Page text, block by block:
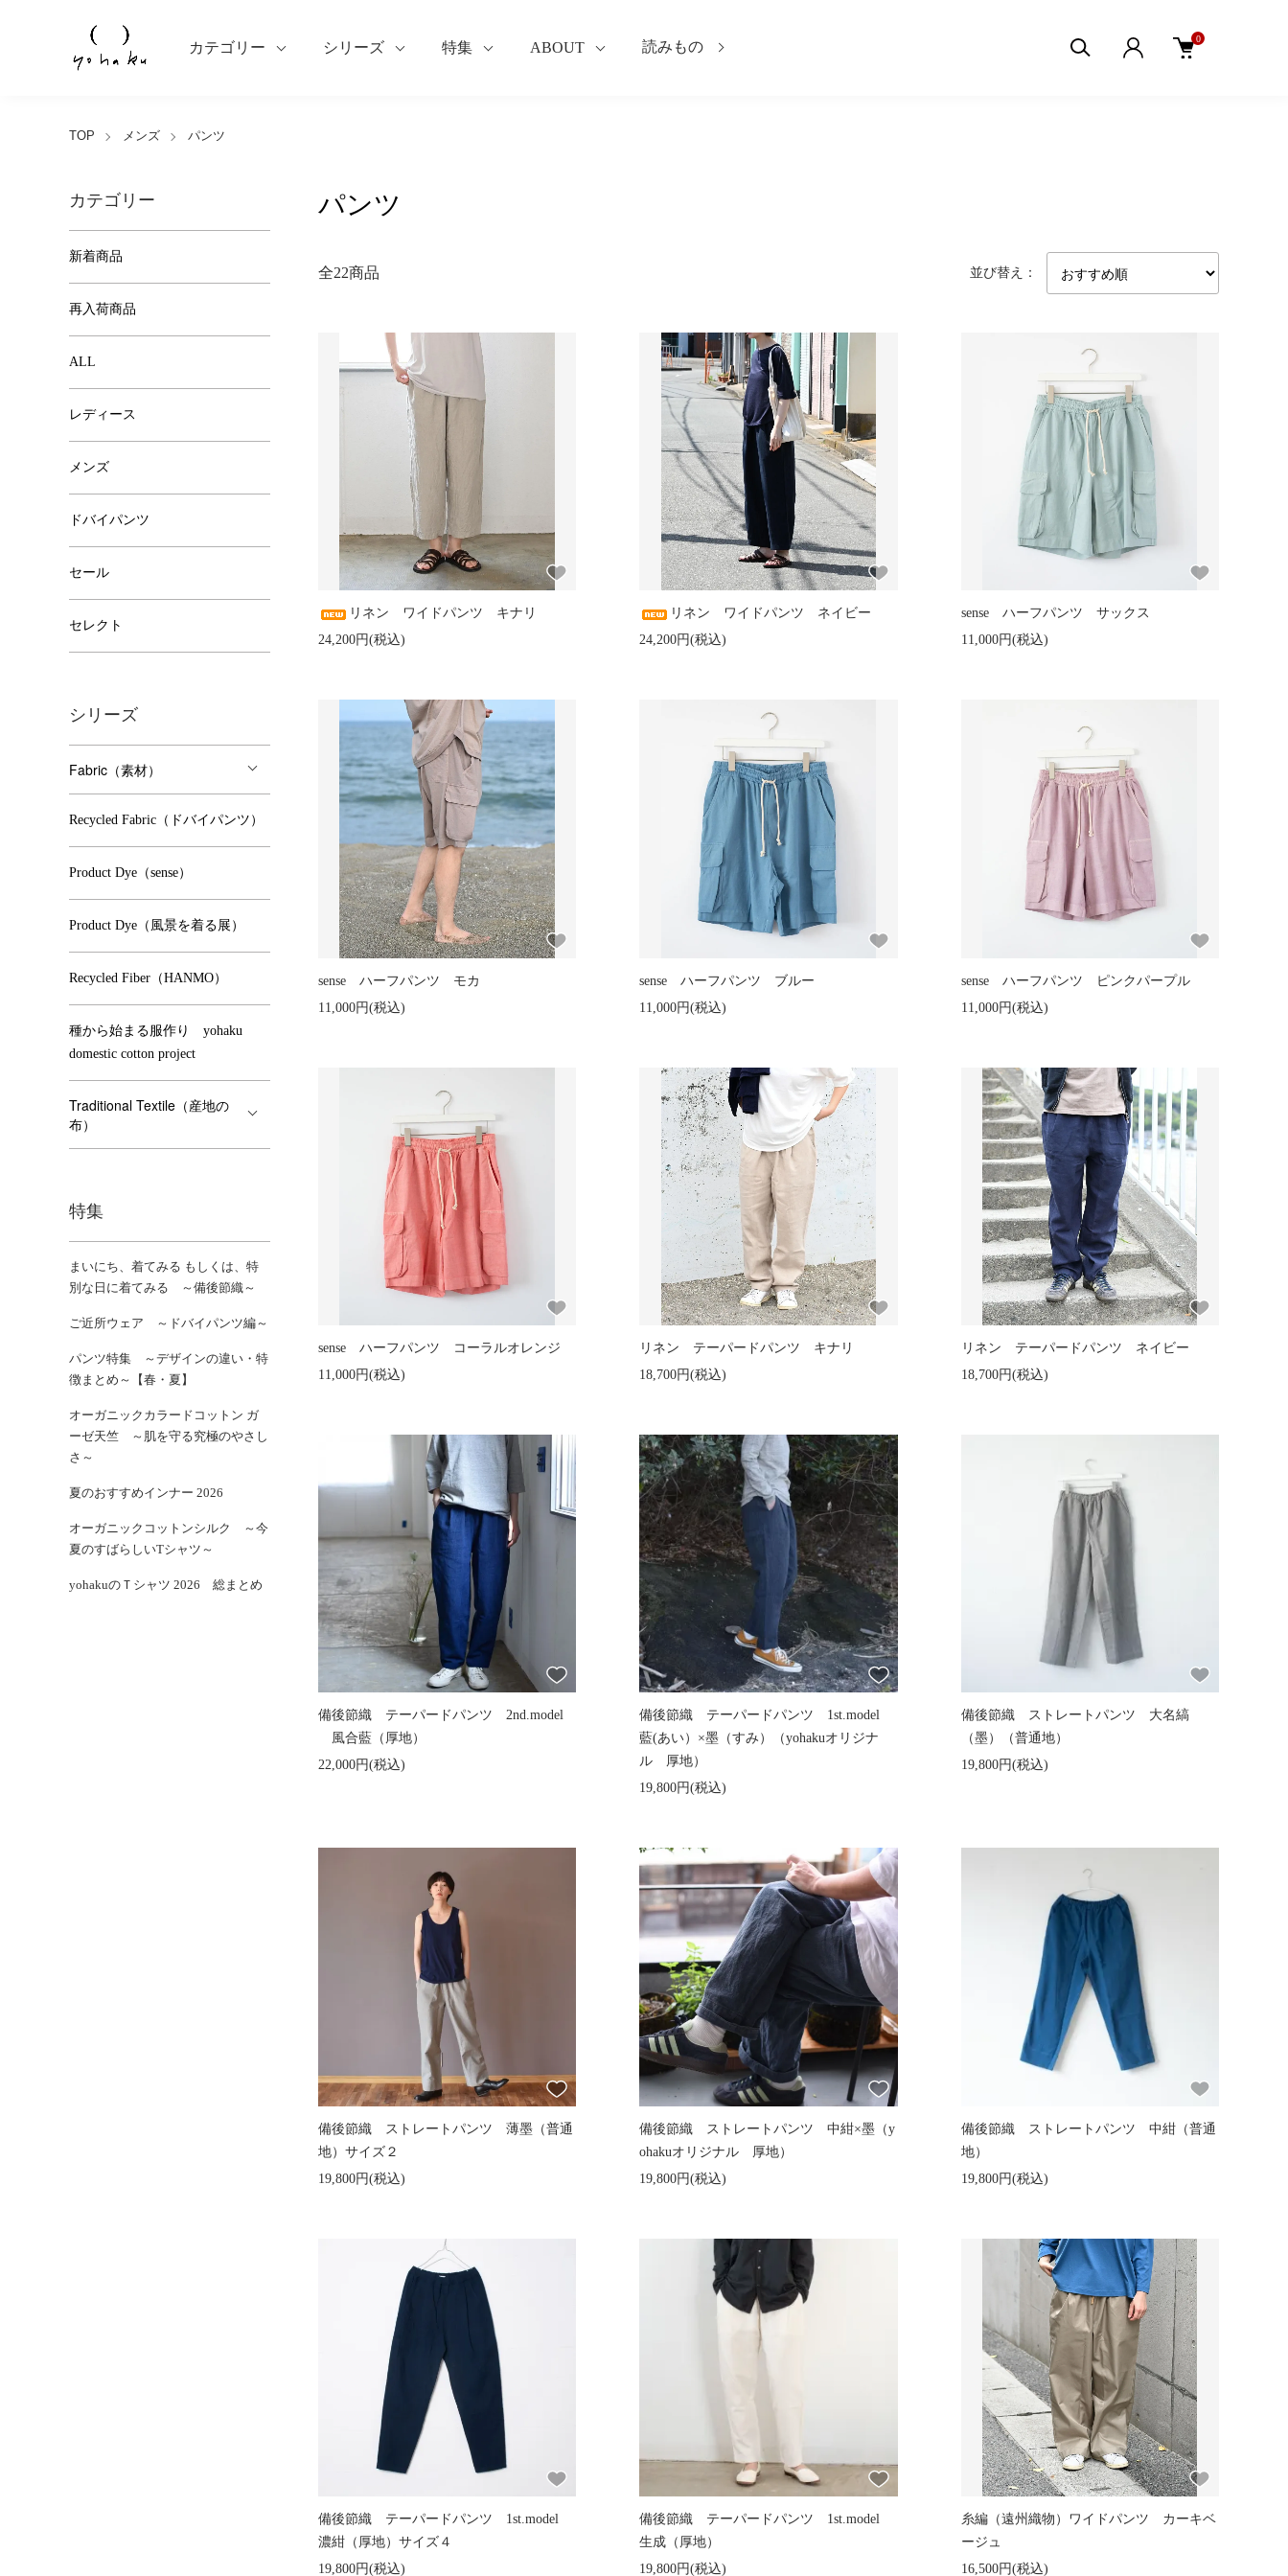
カテゴリー シリーズ 特集 ABOUT 読みもの 0
TOP メンズ パンツ
パンツ
全22商品 並び替え：
リネン ワイドパンツ キナリ
24,200円(税込)
リネン ワイドパンツ ネイビー
24,200円(税込)
sense ハーフパンツ サックス
11,000円(税込)
sense ハーフパンツ モカ
11,000円(税込)
sense ハーフパンツ ブルー
11,000円(税込)
sense ハーフパンツ ピンクパープル
11,000円(税込)
sense ハーフパンツ コーラルオレンジ
11,000円(税込)
リネン テーパードパンツ キナリ
18,700円(税込)
リネン テーパードパンツ ネイビー
18,700円(税込)
備後節織 テーパードパンツ 2nd.model
風合藍（厚地）
22,000円(税込)
備後節織 テーパードパンツ 1st.model
藍(あい）×墨（すみ）（yohakuオリジナ
ル 厚地）
19,800円(税込)
備後節織 ストレートパンツ 大名縞
（墨）（普通地）
19,800円(税込)
備後節織 ストレートパンツ 薄墨（普通
地）サイズ２
19,800円(税込)
備後節織 ストレートパンツ 中紺×墨（y
ohakuオリジナル 厚地）
19,800円(税込)
備後節織 ストレートパンツ 中紺（普通
地）
19,800円(税込)
備後節織 テーパードパンツ 1st.model
濃紺（厚地）サイズ４
19,800円(税込)
備後節織 テーパードパンツ 1st.model
生成（厚地）
19,800円(税込)
糸編（遠州織物）ワイドパンツ カーキベ
ージュ
16,500円(税込)
カテゴリー
新着商品
再入荷商品
ALL
レディース
メンズ
ドバイパンツ
セール
セレクト
シリーズ
Fabric（素材）
Recycled Fabric（ドバイパンツ）
Product Dye（sense）
Product Dye（風景を着る展）
Recycled Fiber（HANMO）
種から始まる服作り yohaku
domestic cotton project
Traditional Textile（産地の
布）
特集
まいにち、着てみる もしくは、特
別な日に着てみる ～備後節織～
ご近所ウェア ～ドバイパンツ編～
パンツ特集 ～デザインの違い・特
徴まとめ～【春・夏】
オーガニックカラードコットン ガ
ーゼ天竺 ～肌を守る究極のやさし
さ～
夏のおすすめインナー 2026
オーガニックコットンシルク ～今
夏のすばらしいTシャツ～
yohakuのＴシャツ 2026 総まとめ